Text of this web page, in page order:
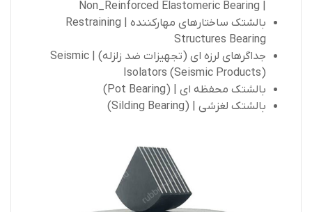
بالشتک ساختارهای مهارکننده | Restraining
Structures Bearing
جداگرهای لرزه ای (تجهیزات ضد زلزله) | Seismic
Isolators (Seismic Products)
بالشتک محفظه ای | (Pot Bearing)
بالشتک لغزشی | (Silding Bearing)